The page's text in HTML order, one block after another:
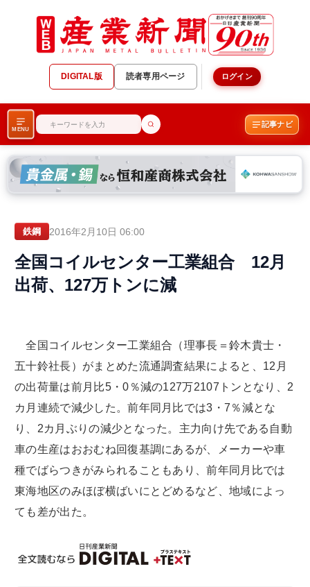
DIGITAL版 読者専用ページ ログイン
MENU
記事ナビ
鉄鋼 2016年2月10日 06:00
全国コイルセンター工業組合 12月
出荷、127万トンに減
全国コイルセンター工業組合（理事長＝鈴木貴士・
五十鈴社長）がまとめた流通調査結果によると、12月
の出荷量は前月比5・0％減の127万2107トンとなり、2
カ月連続で減少した。前年同月比では3・7％減とな
り、2カ月ぶりの減少となった。主力向け先である自動
車の生産はおおむね回復基調にあるが、メーカーや車
種でばらつきがみられることもあり、前年同月比では
東海地区のみほぼ横ばいにとどめるなど、地域によっ
ても差が出た。